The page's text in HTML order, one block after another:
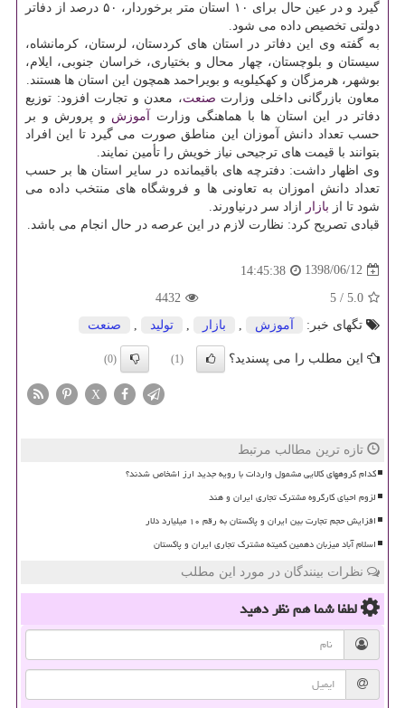
گیرد و در عین حال برای ۱۰ استان متر برخوردار، ۵۰ درصد از دفاتر
دولتی تخصیص داده می شود.
به گفته وی این دفاتر در استان های كردستان، لرستان، كرمانشاه،
سیستان و بلوچستان، چهار محال و بختیاری، خراسان جنوبی، ایلام،
بوشهر، هرمزگان و كهكیلویه و بویراحمد همچون این استان ها هستند.
معاون بازرگانی داخلی وزارت صنعت، معدن و تجارت افزود: توزیع
دفاتر در این استان ها با هماهنگی وزارت
آموزش و پرورش و بر
حسب تعداد دانش آموزان این مناطق صورت می گیرد تا این افراد
بتوانند با قیمت های ترجیحی نیاز خویش را تأمین نمایند.
وی اظهار داشت: دفترچه های باقیمانده در سایر استان ها بر حسب
تعداد دانش اموزان به تعاونی ها و فروشگاه های منتخب داده می
شود تا از بازار
ازاد سر درنیاورند.
قبادی تصریح كرد: نظارت لازم در این عرصه در حال انجام می باشد.
1398/06/12
14:45:38
5.0
/
5
4432
تگهای خبر:
آموزش بازار تولید صنعت
این مطلب را می پسندید؟ (1)
(0)
X
تازه ترین مطالب مرتبط
کدام گروههای کالایی مشمول واردات با رویه جدید ارز اشخاص شدند؟
لزوم احیای کارگروه مشترک تجاری ایران و هند
افزایش حجم تجارت بین ایران و پاکستان به رقم ۱۰ میلیارد دلار
اسلام آباد میزبان دهمین کمیته مشترک تجاری ایران و پاکستان
نظرات بینندگان در مورد این مطلب
لطفا شما همنظر دهید